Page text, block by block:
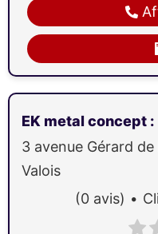
EK metal concept :
3 avenue Gérard de
Valois
(0 avis)